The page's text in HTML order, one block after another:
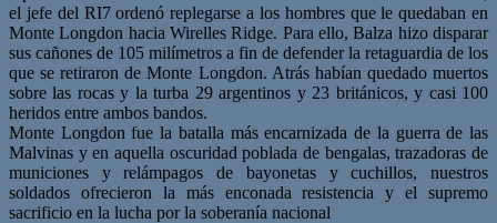
el jefe del RI7 ordenó replegarse a los hombres que le quedaban en
Monte Longdon hacia Wirelles Ridge. Para ello, Balza hizo disparar
sus cañones de 105 milímetros a fin de defender la retaguardia de los
que se retiraron de Monte Longdon. Atrás habían quedado muertos
sobre las rocas y la turba 29 argentinos y 23 británicos, y casi 100
heridos entre ambos bandos.
Monte Longdon fue la batalla más encarnizada de la guerra de las
Malvinas y en aquella oscuridad poblada de bengalas, trazadoras de
municiones y relámpagos de bayonetas y cuchillos, nuestros
soldados ofrecieron la más enconada resistencia y el supremo
sacrificio en la lucha por la soberanía nacional